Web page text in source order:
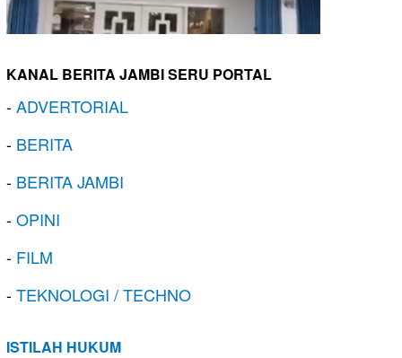
KANAL BERITA JAMBI SERU PORTAL
-ADVERTORIAL
- BERITA
- BERITA JAMBI
-OPINI
- FILM
-TEKNOLOGI / TECHNO
ISTILAH HUKUM